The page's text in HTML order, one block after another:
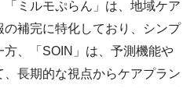
ミルモぷらん」は、地域ケア
補完に特化しており、シンプ
、「SOIN」は、予測機能や
長期的な視点からケアプラン